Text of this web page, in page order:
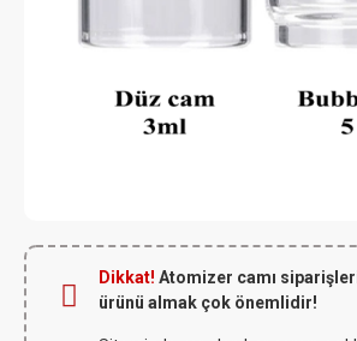
Dikkat! Atomizer camı
ürünü almak çok önemlidir!